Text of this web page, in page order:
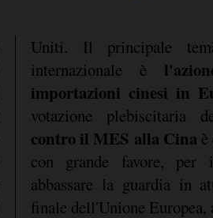
Uniti. Il principale
internazionale è
importazioni cinesi in
votazione plebiscitaria
contro il MES alla Cina
con grande favore, per
abbassare la guardia in
finale dell'Unione Europea,